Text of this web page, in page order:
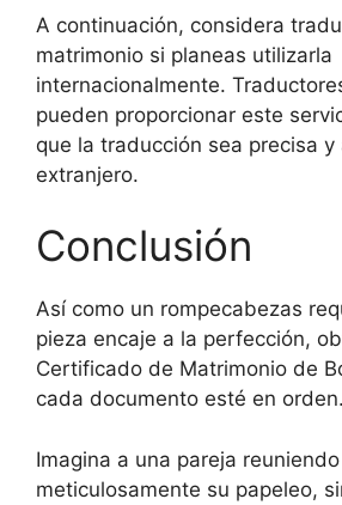
A continuación, considera
matrimonio si planeas utilizarla
internacionalmente.
pueden proporcionar este
que la traducción sea precisa
extranjero.
Conclusión
Así como un rompecabezas
pieza encaje a la perfección,
Certificado de Matrimonio de
cada documento esté en orden.
Imagina a una pareja reuniendo
meticulosamente su papeleo,